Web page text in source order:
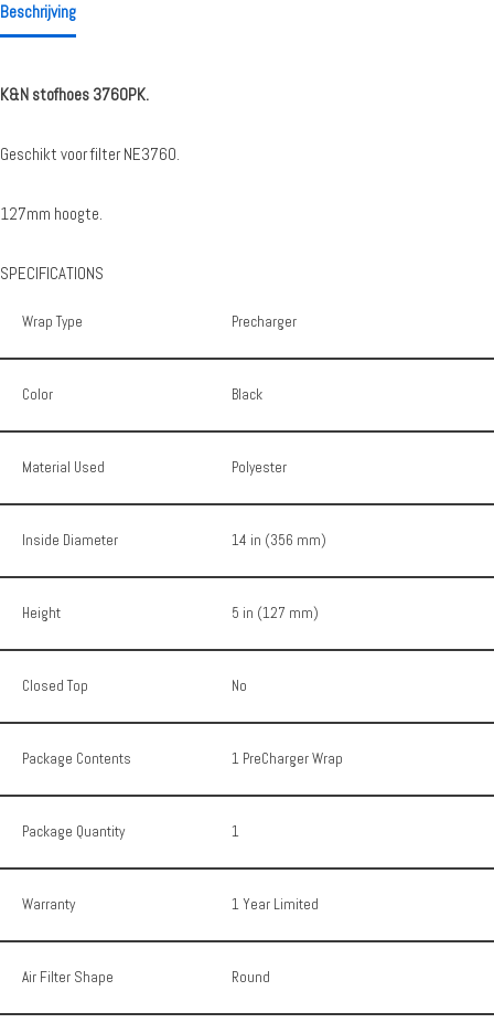
Beschrijving
K&N stofhoes 3760PK.
Geschikt voor filter NE3760.
127mm hoogte.
SPECIFICATIONS
Wrap Type Precharger
Color Black
Material Used Polyester
Inside Diameter 14 in (356 mm)
Height 5 in (127 mm)
Closed Top No
Package Contents 1 PreCharger Wrap
Package Quantity 1
Warranty 1 Year Limited
Air Filter Shape Round